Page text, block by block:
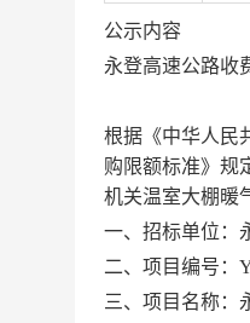
公示内容
永登高速公路收
根据《中华人民
购限额标准》规
机关温室大棚暖
一、招标单位：
二、项目编号：
三、项目名称：